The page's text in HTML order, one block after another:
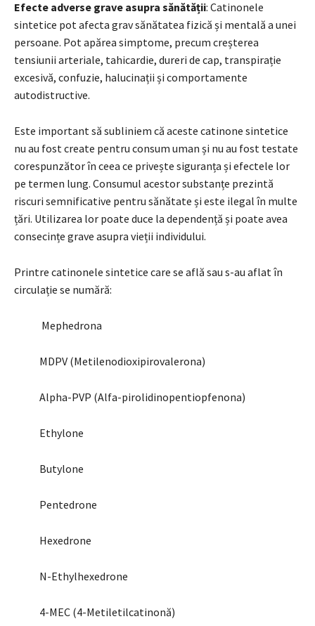
Efecte adverse grave asupra sănătății: Catinonele
sintetice pot afecta grav sănătatea fizică și mentală a unei
persoane. Pot apărea simptome, precum creșterea
tensiunii arteriale, tahicardie, dureri de cap, transpirație
excesivă, confuzie, halucinații și comportamente
autodistructive.
Este important să subliniem că aceste catinone sintetice
nu au fost create pentru consum uman și nu au fost testate
corespunzător în ceea ce privește siguranța și efectele lor
pe termen lung. Consumul acestor substanțe prezintă
riscuri semnificative pentru sănătate și este ilegal în multe
țări. Utilizarea lor poate duce la dependență și poate avea
consecințe grave asupra vieții individului.
Printre catinonele sintetice care se află sau s-au aflat în
circulație se numără:
Mephedrona
MDPV (Metilenodioxipirovalerona)
Alpha-PVP (Alfa-pirolidinopentiopfenona)
Ethylone
Butylone
Pentedrone
Hexedrone
N-Ethylhexedrone
4-MEC (4-Metiletilcatinonă)